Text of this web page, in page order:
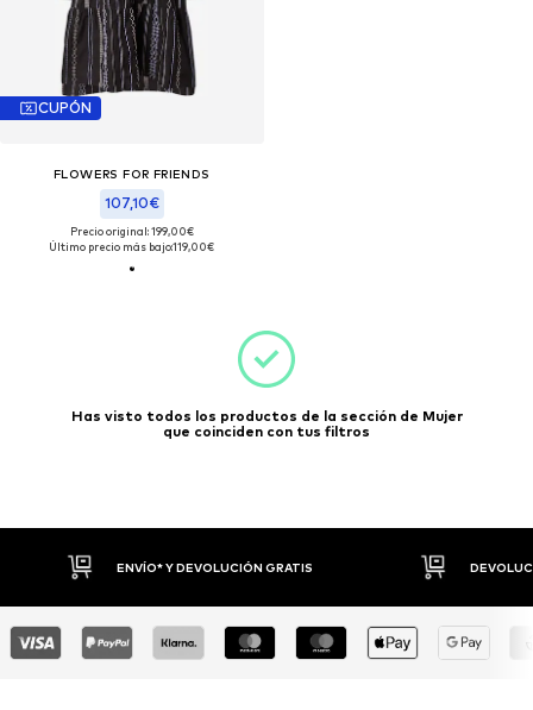
CUPÓN
FLOWERS FOR FRIENDS
107,10€
Precio original: 199,00€
Último precio más bajo:119,00€
Has visto todos los productos de la sección de Mujer
que coinciden con tus filtros
ENVÍO* Y DEVOLUCIÓN GRATIS